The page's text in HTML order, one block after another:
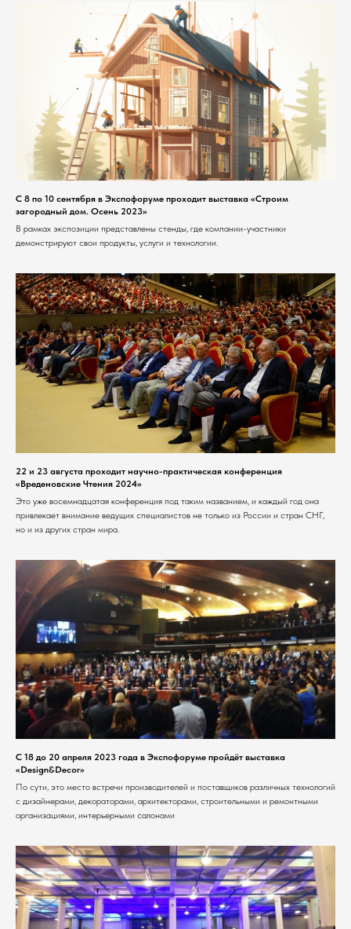
С 8 по 10 сентября в Экспофоруме проходит выставка «Строим
загородный дом. Осень 2023»
В рамках экспозиции представлены стенды, где компании-участники
демонстрируют свои продукты, услуги и технологии.
22 и 23 августа проходит научно-практическая конференция
«Вреденовские Чтения 2024»
Это уже восемнадцатая конференция под таким названием, и каждый год она
привлекает внимание ведущих специалистов не только из России и стран СНГ,
но и из других стран мира.
С 18 до 20 апреля 2023 года в Экспофоруме пройдёт выставка
«Design&Decor»
По сути, это место встречи производителей и поставщиков различных технологий
с дизайнерами, декораторами, архитекторами, строительными и ремонтными
организациями, интерьерными салонами